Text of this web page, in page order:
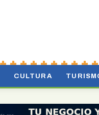
CULTURA